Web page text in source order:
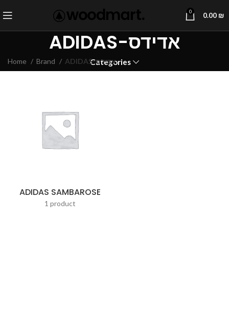
0 0.00 ₪
ADIDAS-אדידס
Categories
Home Brand ADIDAS-אדידס
ADIDAS SAMBAROSE
1 product